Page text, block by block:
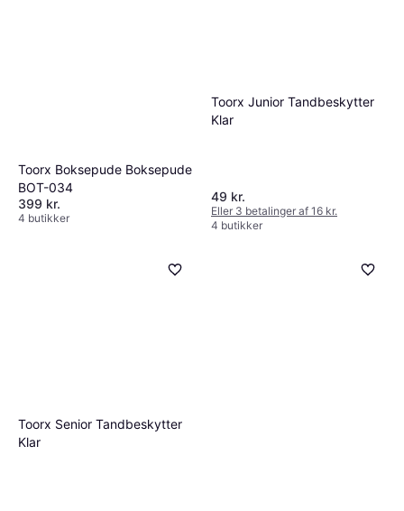
Toorx Boksepude Boksepude
BOT-034
399 kr.
4 butikker
Toorx Junior Tandbeskytter
Klar
49 kr.
Eller 3 betalinger af 16 kr.
4 butikker
Toorx Senior Tandbeskytter
Klar